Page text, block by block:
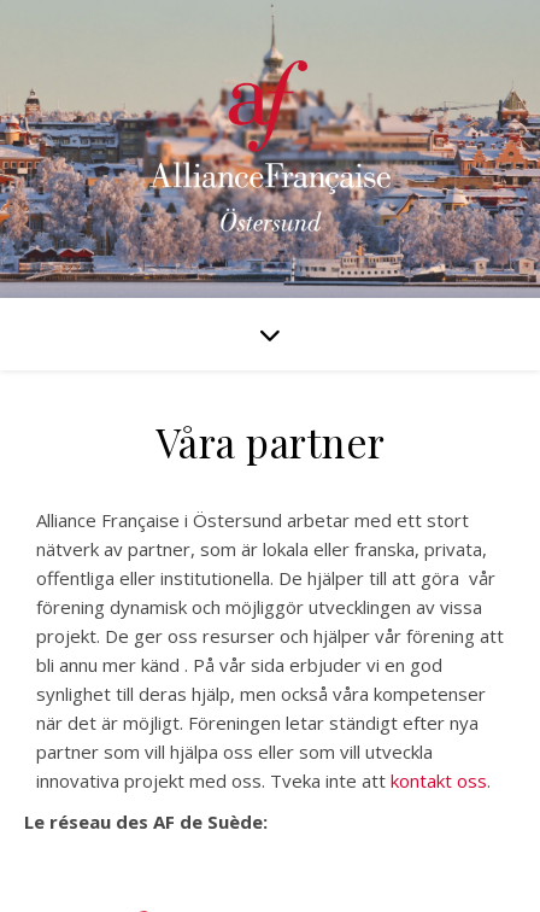
Våra partner
Alliance Française i Östersund arbetar med ett stort
nätverk av partner, som är lokala eller franska, privata,
offentliga eller institutionella. De hjälper till att göra vår
förening dynamisk och möjliggör utvecklingen av vissa
projekt. De ger oss resurser och hjälper vår förening att
bli annu mer känd . På vår sida erbjuder vi en god
synlighet till deras hjälp, men också våra kompetenser
när det är möjligt. Föreningen letar ständigt efter nya
partner som vill hjälpa oss eller som vill utveckla
innovativa projekt med oss. Tveka inte att kontakt oss.
Le réseau des AF de Suède: